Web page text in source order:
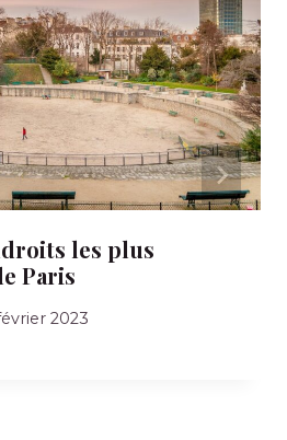
les plus
Paris
2023